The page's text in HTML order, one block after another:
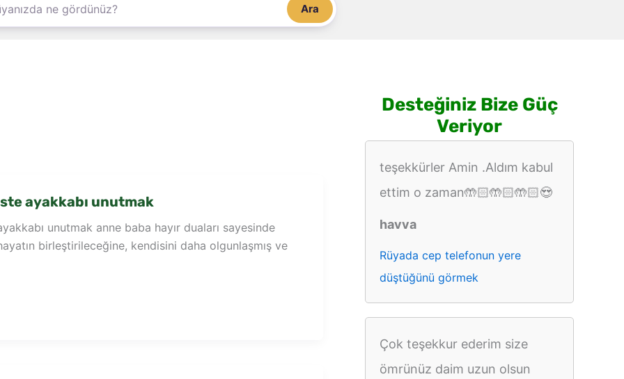
Ara
ayakkabı unutmak
unutmak anne baba hayır duaları sayesinde
birleştirileceğine, kendisini daha olgunlaşmış ve
Desteğiniz Bize Güç
Veriyor
teşekkürler Amin .Aldım kabul
ettim o zaman🤲🏻🤲🏻🤲🏻😍
havva
Rüyada cep telefonun yere
düştüğünü görmek
Çok teşekkur ederim size
ömrünüz daim uzun olsun